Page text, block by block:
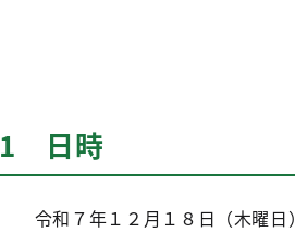
1 日時
令和７年１２月１８日（木曜